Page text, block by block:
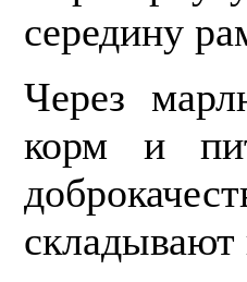
середину
Через
корм и